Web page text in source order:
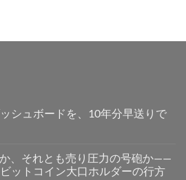
シュボードを、10年分早送りで
、それとも売り圧力の号砲か——
ットコイン大口ホルダーの行方